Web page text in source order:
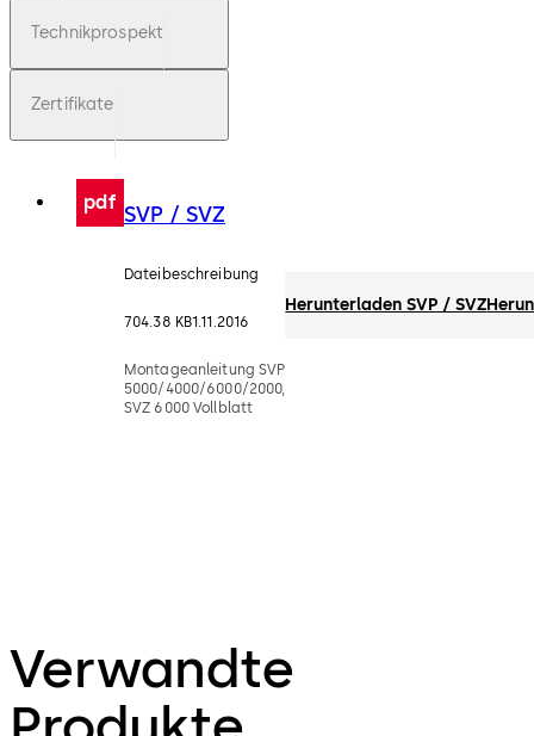
Technikprospekt
Zertifikate
pdf SVP / SVZ
Dateibeschreibung
704.38 KB1.11.2016
Montageanleitung SVP
5000/4000/6000/2000,
SVZ 6000 Vollblatt
Herunterladen SVP / SVZ
Verwandte